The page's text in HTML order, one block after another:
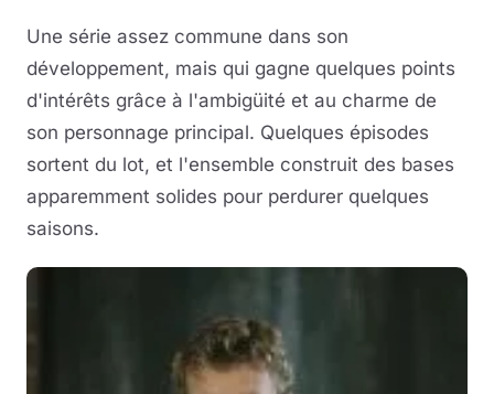
Une série assez commune dans son
développement, mais qui gagne quelques points
d'intérêts grâce à l'ambigüité et au charme de
son personnage principal. Quelques épisodes
sortent du lot, et l'ensemble construit des bases
apparemment solides pour perdurer quelques
saisons.